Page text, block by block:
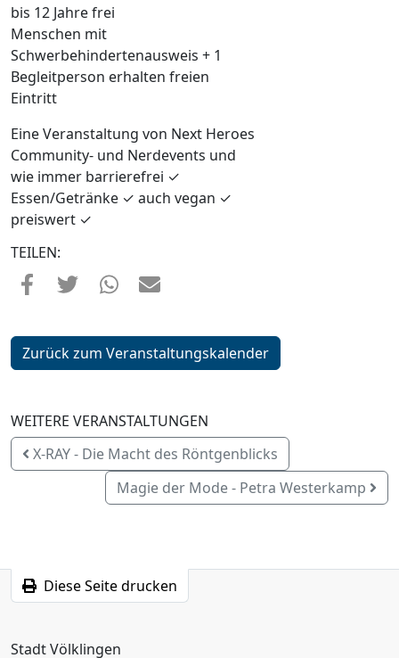
bis 12 Jahre frei
Menschen mit
Schwerbehindertenausweis + 1
Begleitperson erhalten freien
Eintritt
Eine Veranstaltung von Next Heroes
Community- und Nerdevents und
wie immer barrierefrei ✓
Essen/Getränke ✓ auch vegan ✓
preiswert ✓
TEILEN:
Zurück zum Veranstaltungskalender
WEITERE VERANSTALTUNGEN
X-RAY - Die Macht des Röntgenblicks
Magie der Mode - Petra Westerkamp
Diese Seite drucken
Stadt Völklingen